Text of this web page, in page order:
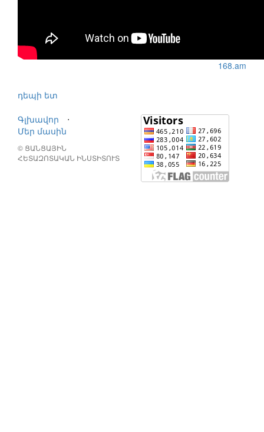
168.am
դեպի ետ
Գլխավոր
⋅
Մեր մասին
© ՑԱՆՑԱՅԻՆ
ՀԵՏԱԶՈՏԱԿԱՆ ԻՆՍՏԻՏՈՒՏ